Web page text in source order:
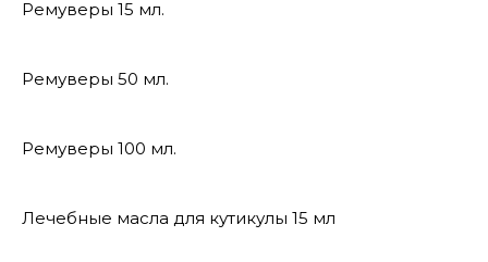
Ремуверы 15 мл.
Ремуверы 50 мл.
Ремуверы 100 мл.
Лечебные масла для кутикулы 15 мл